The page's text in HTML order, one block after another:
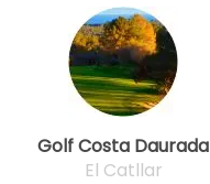
Golf Costa Daurada
El Catllar